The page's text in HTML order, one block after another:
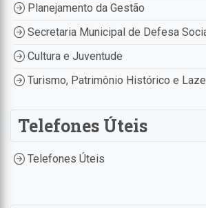
Planejamento da Gestão
Secretaria Municipal de Defesa
Cultura e Juventude
Turismo, Patrimônio Histórico e
Telefones Úteis
Telefones Úteis